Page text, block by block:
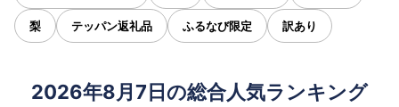
梨 テッパン返礼品 ふるなび限定 訳あり
2026年8月7日の総合人気ランキング